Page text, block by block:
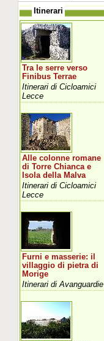
Itinerari
Tra le serre verso
Finibus Terrae
Itinerari di Cicloamici
Lecce
Alle colonne romane
di Torre Chianca e
Isola della Malva
Itinerari di Cicloamici
Lecce
Furni e masserie: il
villaggio di pietra di
Morige
Itinerari di Avanguardie